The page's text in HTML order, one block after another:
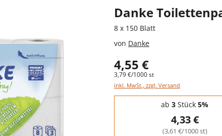
Danke
8 x 150 Blatt
von Danke
4,55 €
3,79 €/1000 st
inkl. MwSt., zzgl. Versand
Staffelpreise - Mengenrabatt
ab 3 Stück 5%
4,33 €
(3,61 €/1000 st)